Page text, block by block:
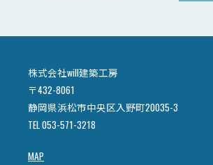
株式会社will建築工房
〒432-8061
静岡県浜松市中央区入野町20035-3
TEL 053-571-3218
MAP